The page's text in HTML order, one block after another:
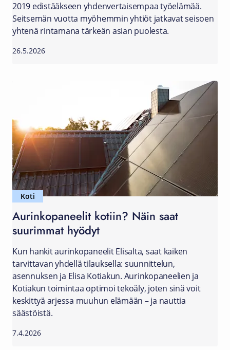
2019 edistääkseen yhdenvertaisempaa työelämää.
Seitsemän vuotta myöhemmin yhtiöt jatkavat seisoen
yhtenä rintamana tärkeän asian puolesta.
26.5.2026
Koti
Aurinkopaneelit kotiin? Näin saat
suurimmat hyödyt
Kun hankit aurinkopaneelit Elisalta, saat kaiken
tarvittavan yhdellä tilauksella: suunnittelun,
asennuksen ja Elisa Kotiakun. Aurinkopaneelien ja
Kotiakun toimintaa optimoi tekoäly, joten sinä voit
keskittyä arjessa muuhun elämään – ja nauttia
säästöistä.
7.4.2026